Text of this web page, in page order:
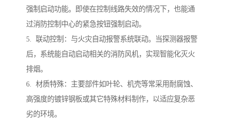
强制启动功能。即使在控制线路失效的情况下，也能通
过消防控制中心的紧急按钮强制启动。
5. 联动控制：与火灾自动报警系统联动。当探测器报警
后，系统能自动启动相关的消防风机，实现智能化灭火
排烟。
6. 材质特殊：主要部件如叶轮、机壳等常采用耐腐蚀、
高强度的镀锌钢板或其它特殊材料制作，以适应复杂恶
劣的环境。